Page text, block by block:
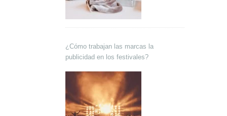
¿Cómo trabajan las marcas la
publicidad en los festivales?